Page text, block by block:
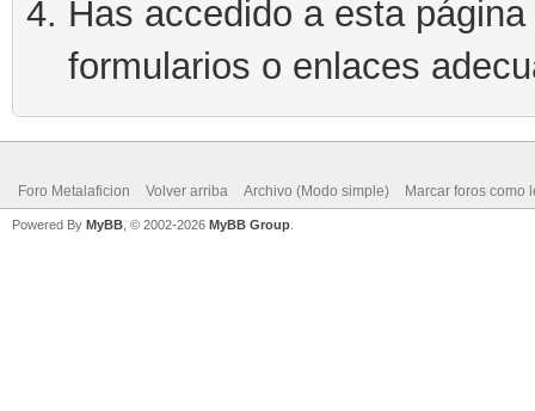
Has accedido a esta
formularios o enlaces
Foro Metalaficion Volver arriba Archivo (Modo simple) Marcar foros como
Powered By MyBB , © 2002-2026 MyBB Group